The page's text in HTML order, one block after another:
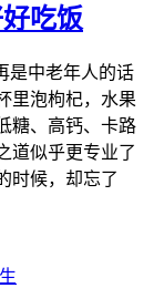
吃饭
是中老年人的话
里泡枸杞，水果
糖、高钙、卡路
道似乎更专业了
时候，却忘了